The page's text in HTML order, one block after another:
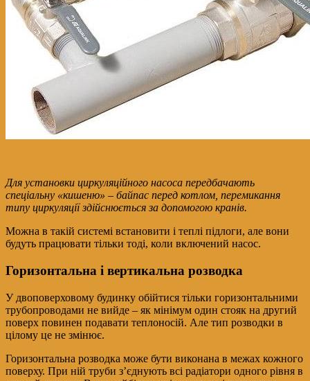
Для установки циркуляційного насоса передбачають
спеціальну «кишеню» – байпас перед котлом, перемикання
типу циркуляції здійснюється за допомогою кранів.
Можна в такій системі встановити і теплі підлоги, але вони
будуть працювати тільки тоді, коли включений насос.
Горизонтальна і вертикальна розводка
У двоповерховому будинку обійтися тільки горизонтальними
трубопроводами не вийде – як мінімум один стояк на другий
поверх повинен подавати теплоносій. Але тип розводки в
цілому це не змінює.
Горизонтальна розводка може бути виконана в межах кожного
поверху. При ній труби з’єднують всі радіатори одного рівня в